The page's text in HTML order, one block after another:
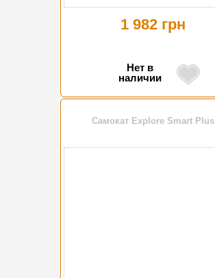
1 982 грн
Нет в
наличии
Самокат Explore Smart Plus